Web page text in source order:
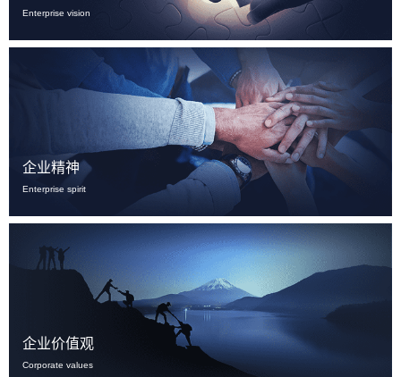
Enterprise vision
企业精神
Enterprise spirit
企业价值观
Corporate values